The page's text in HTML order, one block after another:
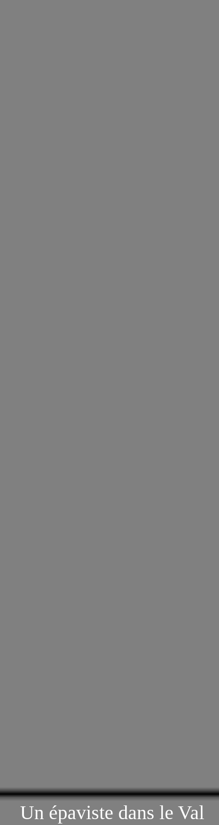
Un épaviste dans le Val